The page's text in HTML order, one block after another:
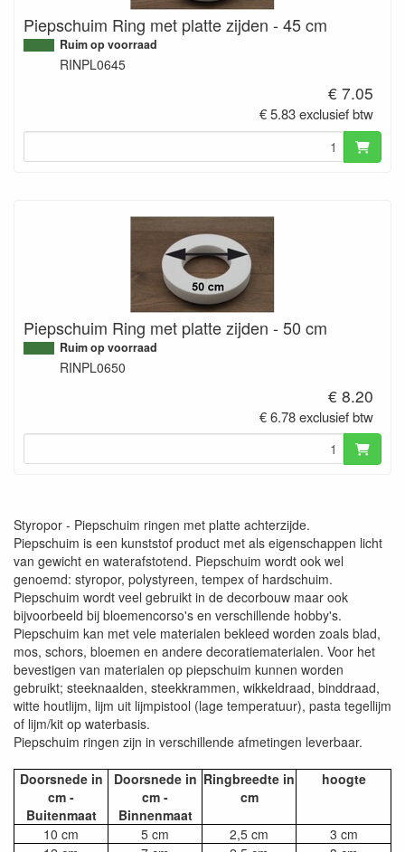
Piepschuim Ring met platte zijden - 45 cm
Ruim op voorraad
RINPL0645
€ 7.05
€ 5.83 exclusief btw
Piepschuim Ring met platte zijden - 50 cm
Ruim op voorraad
RINPL0650
€ 8.20
€ 6.78 exclusief btw
Styropor - Piepschuim ringen met platte achterzijde.
Piepschuim is een kunststof product met als eigenschappen licht
van gewicht en waterafstotend. Piepschuim wordt ook wel
genoemd: styropor, polystyreen, tempex of hardschuim.
Piepschuim wordt veel gebruikt in de decorbouw maar ook
bijvoorbeeld bij bloemencorso's en verschillende hobby's.
Piepschuim kan met vele materialen bekleed worden zoals blad,
mos, schors, bloemen en andere decoratiematerialen. Voor het
bevestigen van materialen op piepschuim kunnen worden
gebruikt; steeknaalden, steekkrammen, wikkeldraad, binddraad,
witte houtlijm, lijm uit lijmpistool (lage temperatuur), pasta tegellijm
of lijm/kit op waterbasis.
Piepschuim ringen zijn in verschillende afmetingen leverbaar.
Doorsnede in
cm -
Buitenmaat
Doorsnede in
cm -
Binnenmaat
Ringbreedte in
cm
hoogte
10 cm 5 cm 2,5 cm
3 cm